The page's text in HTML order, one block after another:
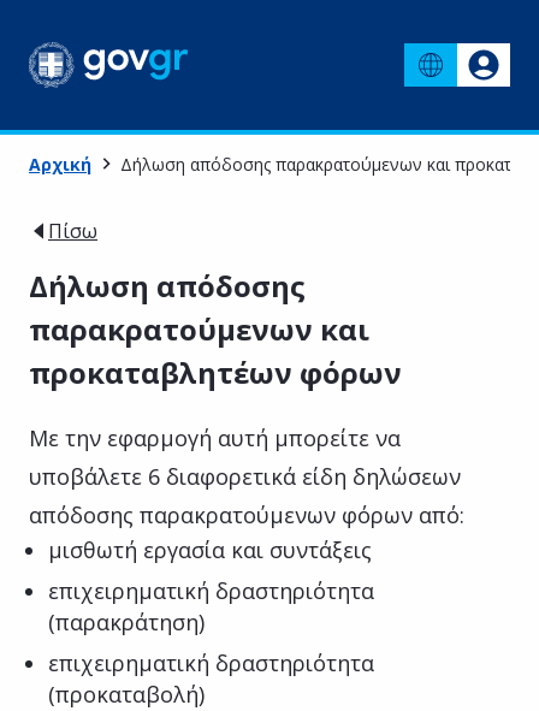
Αρχική Δήλωση απόδοσης παρακρατούμενων και
Πίσω
Δήλωση απόδοσης
παρακρατούμενων και
προκαταβλητέων φόρων
Με την εφαρμογή αυτή μπορείτε να
υποβάλετε 6 διαφορετικά είδη δηλώσεων
απόδοσης παρακρατούμενων φόρων από:
μισθωτή εργασία και συντάξεις
επιχειρηματική δραστηριότητα
(παρακράτηση)
επιχειρηματική δραστηριότητα
(προκαταβολή)